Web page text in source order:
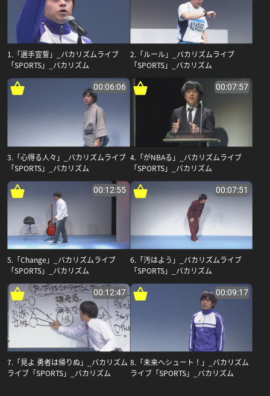
1.「選手宣誓」_バカリズムライブ
「SPORTS」_バカリズム
2.「ルール」_バカリズムライブ
「SPORTS」_バカリズム
00:06:06
3.「心得る人々」_バカリズムライブ
「SPORTS」_バカリズム
00:07:57
4.「がNBAる」_バカリズムライブ
「SPORTS」_バカリズム
00:12:55
5.「Change」_バカリズムライブ
「SPORTS」_バカリズム
00:07:51
6.「汚はよう」_バカリズムライブ
「SPORTS」_バカリズム
00:12:47
7.「見よ 勇者は帰りぬ」_バカリズム
ライブ「SPORTS」_バカリズム
00:09:17
8.「未来へシュート！」_バカリズム
ライブ「SPORTS」_バカリズム